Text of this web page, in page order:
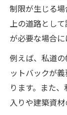
制限が生じる
上の道路とし
が必要な場合に
例えば、私道
ットバックが
ります。また
入りや建築資